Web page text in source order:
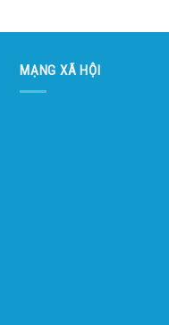
MẠNG XÃ HỘI